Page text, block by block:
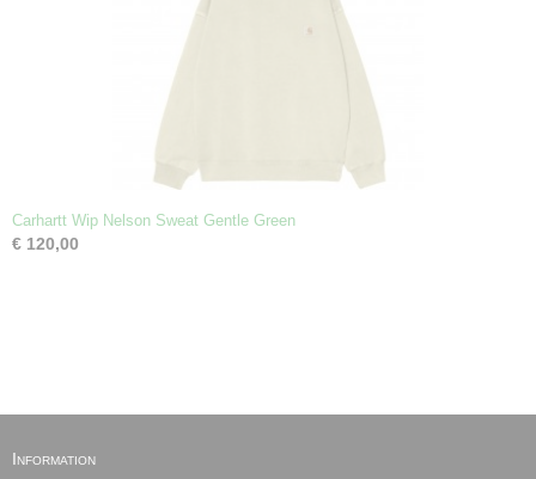
Carhartt Wip Nelson Sweat Gentle Green
€ 120,00
Information